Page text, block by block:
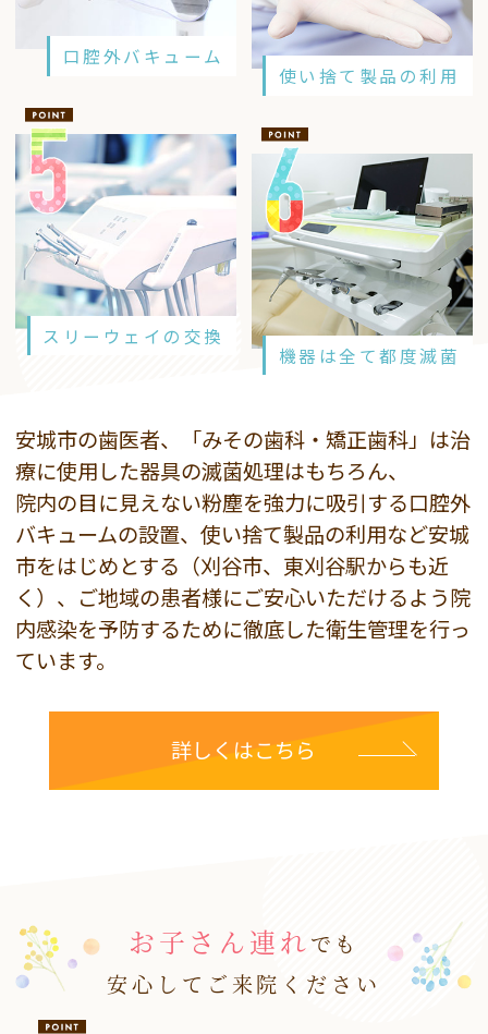
口腔外バキューム
使い捨て製品の利用
スリーウェイの交換
機器は全て都度滅菌
安城市の歯医者、「みその歯科・矯正歯科」は治
療に使用した器具の滅菌処理はもちろん、
院内の目に見えない粉塵を強力に吸引する口腔外
バキュームの設置、使い捨て製品の利用など安城
市をはじめとする（刈谷市、東刈谷駅からも近
く）、ご地域の患者様にご安心いただけるよう院
内感染を予防するために徹底した衛生管理を行っ
ています。
詳しくはこちら
お子さん連れでも
安心してご来院ください